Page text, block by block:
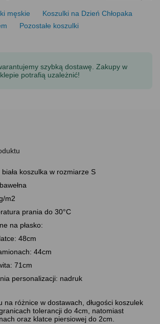
męskie
Koszulki na Dzień Chłopaka
Pozostałe koszulki
szybką dostawę. Zakupy w
potrafią uzależnić!
koszulka w rozmiarze S
m2
prania do 30°C
na płasko:
48cm
44cm
71cm
personalizacji: nadruk
na różnice w dostawach, długości koszulek
tolerancji do 4cm, natomiast
oraz klatce piersiowej do 2cm.